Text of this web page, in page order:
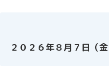
２０２６年８月７日（